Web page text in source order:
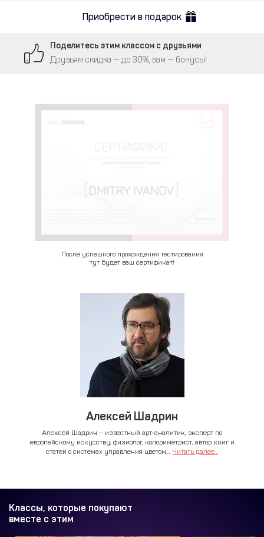
Приобрести в подарок
Поделитесь этим классом с друзьями
Друзьям скидка — до 30%, вам — бонусы!
После успешного прохождения тестирования
тут будет ваш сертификат!
Алексей Шадрин
Алексей Шадрин – известный арт-аналитик, эксперт по
европейскому искусству, физиолог, колориметрист, автор книг и
статей о системах управления цветом,... Читать далее...
Классы, которые покупают
вместе с этим